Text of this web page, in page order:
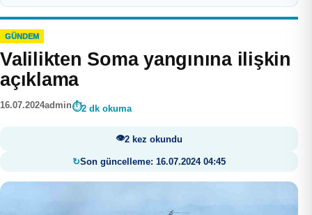
GÜNDEM
Valilikten Soma yangınına ilişkin
açıklama
16.07.2024admin 2 dk okuma
2 kez okundu
Son güncelleme: 16.07.2024 04:45